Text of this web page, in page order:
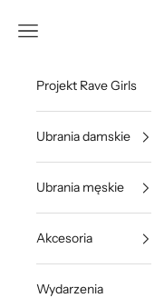
Otwórz menu nawigacji
Projekt Rave Girls
Ubrania damskie
Ubrania męskie
Akcesoria
Wydarzenia